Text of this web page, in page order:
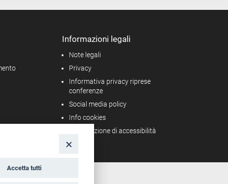
Informazioni legali
Note legali
Privacy
Informativa privacy riprese
conferenze
Social media policy
Info cookies
Dichiarazione di accessibilità
Accetta tutti